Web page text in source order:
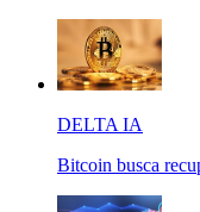
DELTA IA
Bitcoin busca